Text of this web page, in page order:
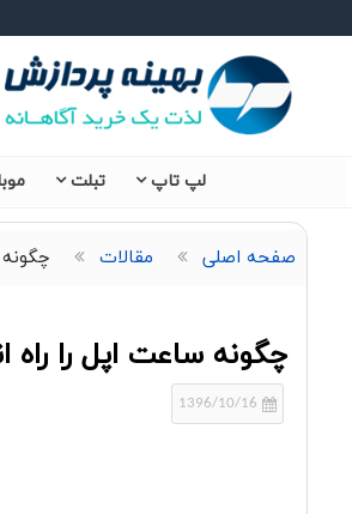
لپ تاپ تبلت
صفحه اصلی مقالات چگونه
چگونه ساعت اپل را راه
1396/10/16